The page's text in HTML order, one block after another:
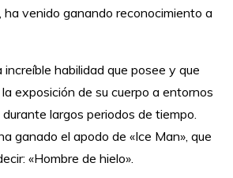
ha venido ganando reconocimiento a
habilidad que posee y que
exposición de su cuerpo a entornos
largos periodos de tiempo.
ganado el apodo de «Ice Man», que
«Hombre de hielo».